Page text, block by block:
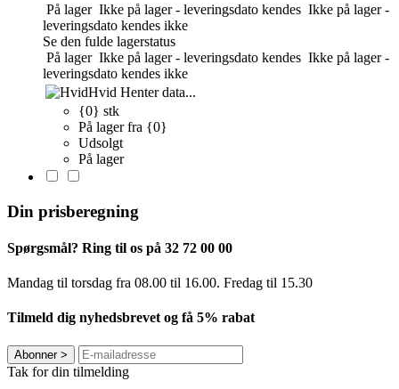
På lager Ikke på lager - leveringsdato kendes Ikke på lager -
leveringsdato kendes ikke
Se den fulde lagerstatus
På lager Ikke på lager - leveringsdato kendes Ikke på lager -
leveringsdato kendes ikke
Hvid Henter data...
{0} stk
På lager fra {0}
Udsolgt
På lager
Din prisberegning
Spørgsmål? Ring til os på 32 72 00 00
Mandag til torsdag fra 08.00 til 16.00. Fredag ​​til 15.30
Tilmeld dig nyhedsbrevet og få 5% rabat
Abonner>
Tak for din tilmelding